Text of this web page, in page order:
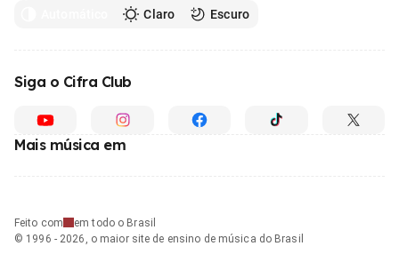
Claro Escuro
Siga o Cifra Club
Mais música em
Feito com
em todo o Brasil
© 1996 - 2026, o maior site de ensino de música do Brasil